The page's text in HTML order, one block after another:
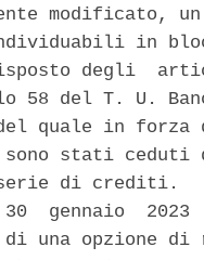
modificato,
in
degli
58 del T. U.
quale in forza
sono stati ceduti
di crediti.
gennaio  2023
di una opzione